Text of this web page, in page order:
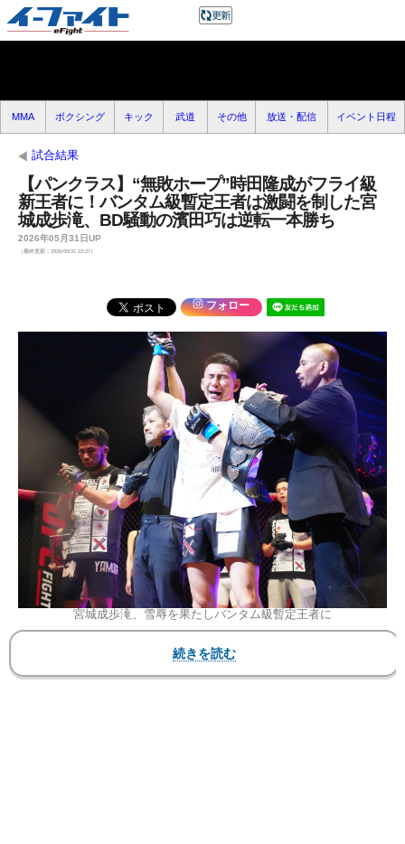
MMA ボクシング キック 武道 その他 放送・配信 イベント日程
試合結果
【パンクラス】“無敗ホープ”時田隆成がフライ級
新王者に！バンタム級暫定王者は激闘を制した宮
城成歩滝、BD騒動の濱田巧は逆転一本勝ち
2026年05月31日UP
（最終更新：2026/05/31 23:27）
フォロー
宮城成歩滝、雪辱を果たしバンタム級暫定王者に
▼第13試合 コーメインイベント バンタム級 暫定
キング・オブ・パンクラス・チャンピオンシップ